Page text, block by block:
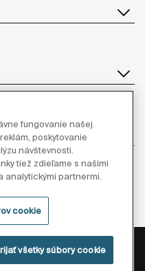
nás
Právne informácie
fungovanie našej
poskytovanie
návštevnosti.
tiež zdieľame s našimi
analytickými partnermi.
cookie
všetky súbory cookie